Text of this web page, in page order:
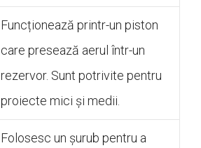
Funcționează printr-un piston
care presează aerul într-un
rezervor. Sunt potrivite pentru
proiecte mici și medii.
Folosesc un șurub pentru a